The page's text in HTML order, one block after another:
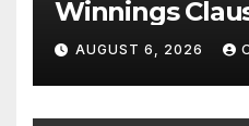
Winnings
AUGUST 6, 2026